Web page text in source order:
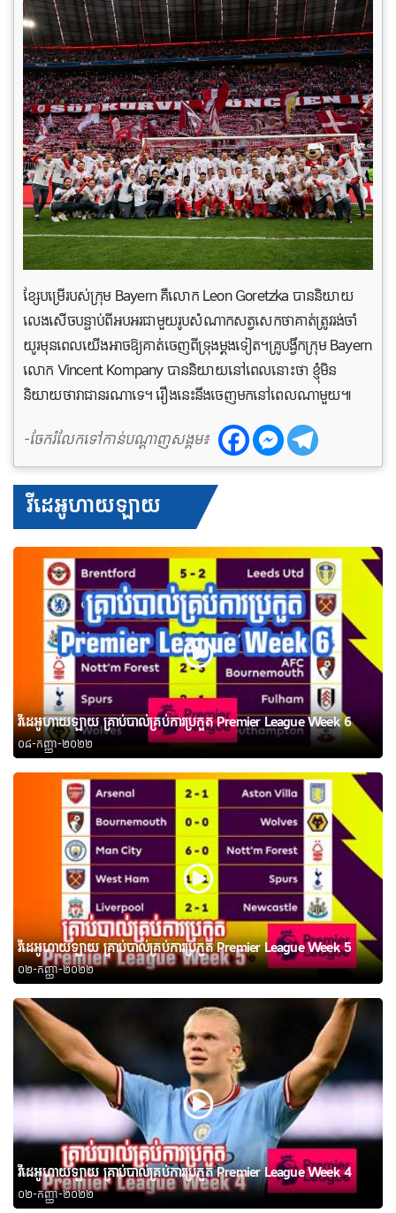
ខ្សែបម្រើរបស់ក្រុម Bayern គឺលោក Leon Goretzka បាននិយាយ
លេងសើចបន្ទាប់ពីអបអរជាមួយរូបសំណាកសត្វសេកថាគាត់ត្រូវរង់ចាំ
យូរមុនពេលយើងអាចឱ្យគាត់ចេញពីទ្រុងម្តងទៀត។គ្រូបង្វឹកក្រុម Bayern
លោក Vincent Kompany បាននិយាយនៅពេលនោះថា ខ្ញុំមិន
និយាយថាវាជានរណាទេ។ រឿងនេះនឹងចេញមកនៅពេលណាមួយ៕
-ចែករំលែកទៅកាន់បណ្តាញសង្គម៖
វីដេអូហាយឡាយ
វីដេអូហាយឡាយ គ្រាប់បាល់គ្រប់ការប្រកួត Premier League Week 6
០៨-កញ្ញា-២០២២
វីដេអូហាយឡាយ គ្រាប់បាល់គ្រប់ការប្រកួត Premier League Week 5
០២-កញ្ញា-២០២២
វីដេអូហាយឡាយ គ្រាប់បាល់គ្រប់ការប្រកួត Premier League Week 4
០២-កញ្ញា-២០២២